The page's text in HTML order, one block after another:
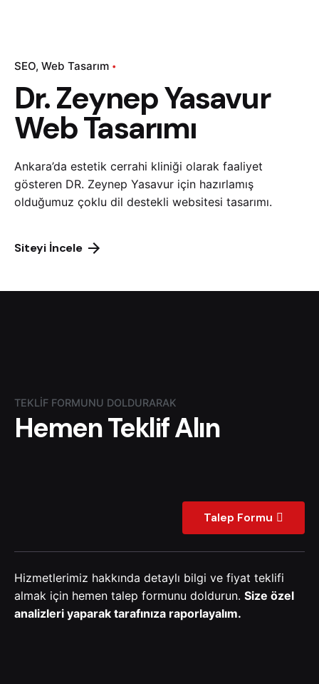
SEO Web Tasarım
Dr. Zeynep Yasavur
Web Tasarımı
Ankara’da estetik cerrahi kliniği olarak faaliyet
gösteren DR. Zeynep Yasavur için hazırlamış
olduğumuz çoklu dil destekli websitesi tasarımı.
Siteyi İncele
TEKLIF FORMUNU DOLDURARAK
Hemen Teklif Alın
Talep Formu
Hizmetlerimiz hakkında detaylı bilgi ve fiyat teklifi
almak için hemen talep formunu doldurun. Size özel
analizleri yaparak tarafınıza raporlayalım.